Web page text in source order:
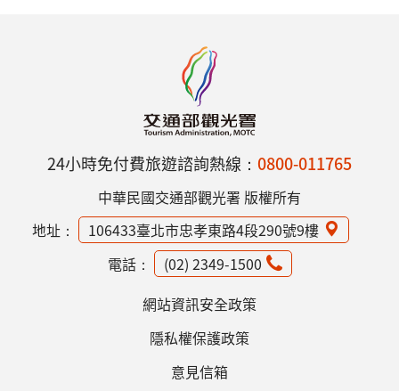
24小時免付費旅遊諮詢熱線： 0800-011765
中華民國交通部觀光署 版權所有
地址：
106433臺北市忠孝東路4段290號9樓
電話：
(02) 2349-1500
網站資訊安全政策
隱私權保護政策
意見信箱